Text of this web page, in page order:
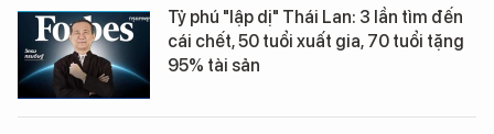
Tỷ phú "lập dị" Thái Lan: 3 lần tìm đến
cái chết, 50 tuổi xuất gia, 70 tuổi tặng
95% tài sản